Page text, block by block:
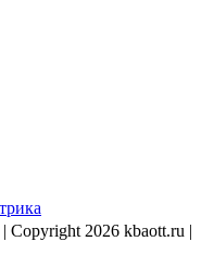
| Copyright 2026 kbaott.ru |